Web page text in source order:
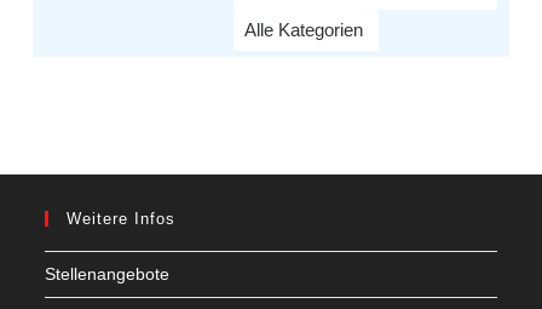
Alle Kategorien
Weitere Infos
Stellenangebote